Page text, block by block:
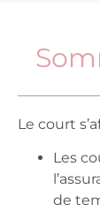
Le court
Les
de